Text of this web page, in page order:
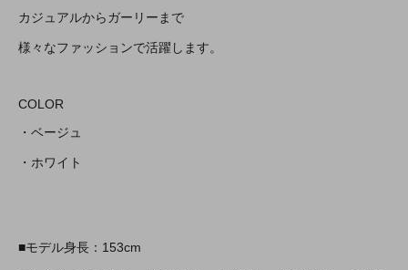
カジュアルからガーリーまで
様々なファッションで活躍します。
COLOR
・ベージュ
・ホワイト
■モデル身長：153cm